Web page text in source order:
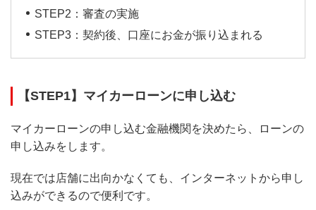
STEP2：審査の実施
STEP3：契約後、口座にお金が振り込まれる
【STEP1】マイカーローンに申し込む
マイカーローンの申し込む金融機関を決めたら、ローンの
申し込みをします。
現在では店舗に出向かなくても、インターネットから申し
込みができるので便利です。